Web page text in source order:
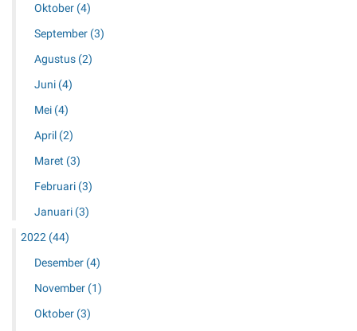
Oktober (4)
September (3)
Agustus (2)
Juni (4)
Mei (4)
April (2)
Maret (3)
Februari (3)
Januari (3)
2022 (44)
Desember (4)
November (1)
Oktober (3)